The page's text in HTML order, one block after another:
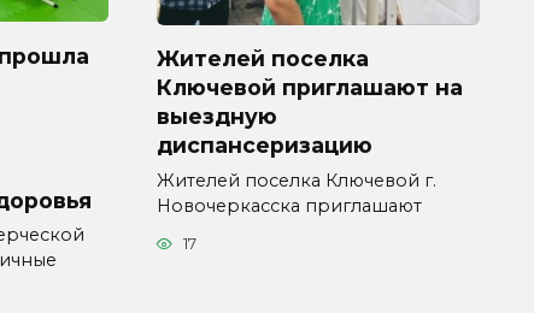
Жителей поселка
Ключевой приглашают на
выездную
диспансеризацию
Жителей поселка Ключевой г.
Новочеркасска приглашают
17